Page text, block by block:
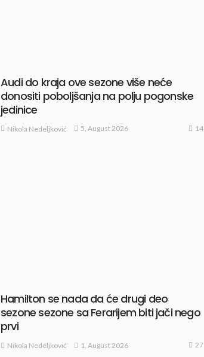
Audi do kraja ove sezone više neće
donositi poboljšanja na polju pogonske
jedinice
Nikola Nedeljković 5, August 2026 14
Hamilton se nada da će drugi deo
sezone sezone sa Ferarijem biti jači nego
prvi
Nikola Nedeljković 1, August 2026 27